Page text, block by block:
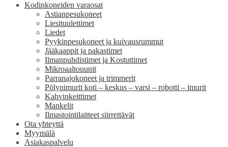
Kodinkoneiden varaosat
Astianpesukoneet
Liesituulettimet
Liedet
Pyykinpesukoneet ja kuivausrummut
Jääkaappit ja pakastimet
Ilmanpuhdistimet ja Kostuttimet
Mikroaaltouunit
Parranajokoneet ja trimmerit
Pölynimurit koti – keskus – varsi – robotti – imurit
Kahvinkeittimet
Mankelit
Ilmastointilaitteet siirrettävät
Ota yhteyttä
Myymälä
Asiakaspalvelu